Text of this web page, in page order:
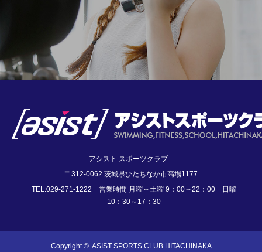
アシスト スポーツクラブ
〒312-0062 茨城県ひたちなか市高場1177
TEL:029-271-1222 営業時間 月曜～土曜 9：00～22：00 日曜
10：30～17：30
Copyright © ASIST SPORTS CLUB HITACHINAKA